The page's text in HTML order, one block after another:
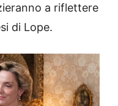
a riflettere
di Lope.